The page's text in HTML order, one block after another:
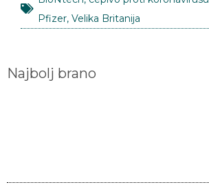
Pfizer, Velika Britanija
Najbolj brano